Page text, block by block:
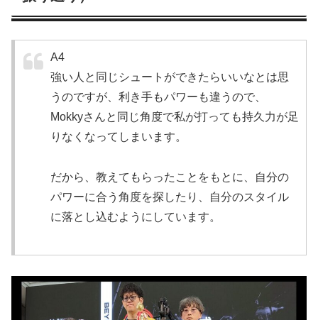
A4
強い人と同じシュートができたらいいなとは思
うのですが、利き手もパワーも違うので、
Mokkyさんと同じ角度で私が打っても持久力が足
りなくなってしまいます。
だから、教えてもらったことをもとに、自分の
パワーに合う角度を探したり、自分のスタイル
に落とし込むようにしています。